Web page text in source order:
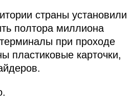
страны установили
полтора миллиона
при проходе
пластиковые карточки,